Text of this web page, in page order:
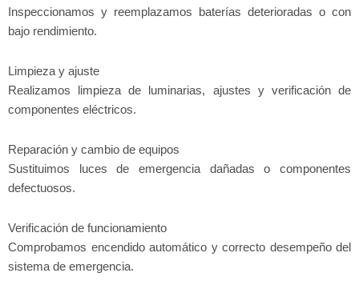
Inspeccionamos y reemplazamos baterías deterioradas o con
bajo rendimiento.
Limpieza y ajuste
Realizamos limpieza de luminarias, ajustes y verificación de
componentes eléctricos.
Reparación y cambio de equipos
Sustituimos luces de emergencia dañadas o componentes
defectuosos.
Verificación de funcionamiento
Comprobamos encendido automático y correcto desempeño del
sistema de emergencia.